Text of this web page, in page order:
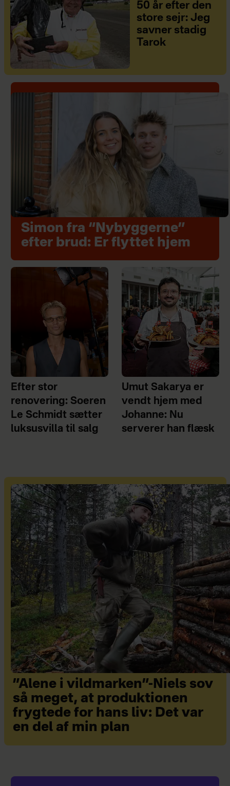
50 år efter den
store sejr: Jeg
savner stadig
Tarok
Simon fra “Nybyggerne”
efter brud: Er flyttet hjem
Efter stor
renovering: Soeren
Le Schmidt sætter
luksusvilla til salg
Umut Sakarya er
vendt hjem med
Johanne: Nu
serverer han flæsk
”Alene i vildmarken”-Niels sov
så meget, at produktionen
frygtede for hans liv: Det var
en del af min plan